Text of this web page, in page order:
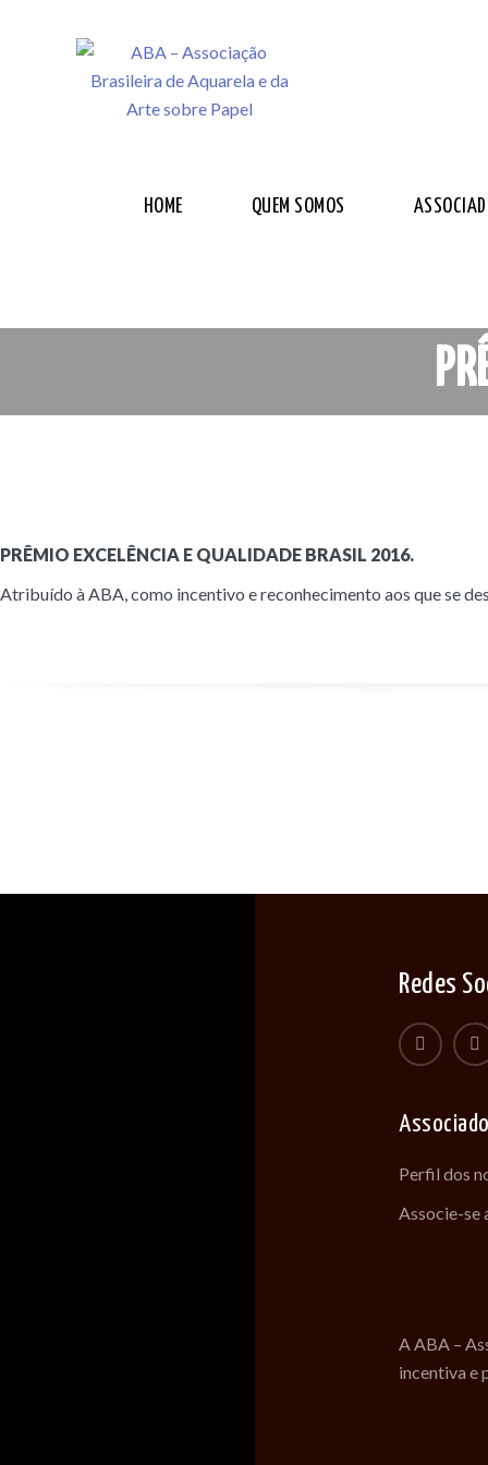
HOME QUEM SOMOS
PRÊMIO EXCELÊNCIA E QUALIDADE BRASIL 2016.
Atribuído à ABA, como incentivo e reconhecimento aos que se
Redes
Perfil dos
Associe-se
A ABA –
incentiva e